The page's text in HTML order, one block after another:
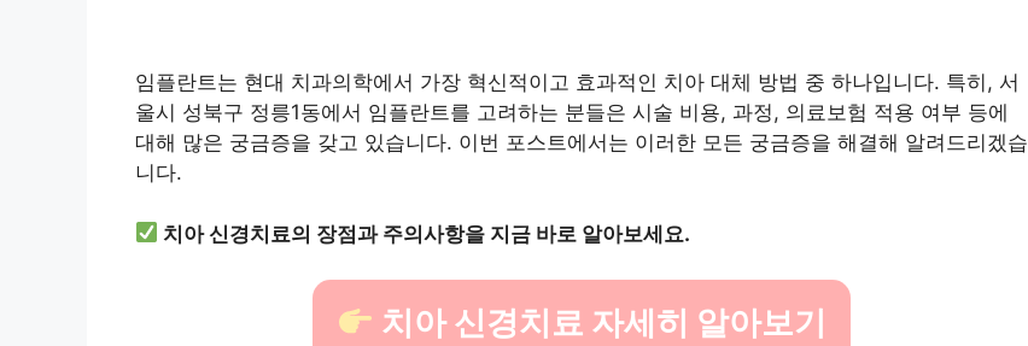
임플란트는 현대 치과의학에서 가장 혁신적이고 효과적인 치아 대체 방법 중 하나입니다. 특히, 서
울시 성북구 정릉1동에서 임플란트를 고려하는 분들은 시술 비용, 과정, 의료보험 적용 여부 등에
대해 많은 궁금증을 갖고 있습니다. 이번 포스트에서는 이러한 모든 궁금증을 해결해 알려드리겠습
니다.
치아 신경치료의 장점과 주의사항을 지금 바로 알아보세요.
치아 신경치료 자세히 알아보기